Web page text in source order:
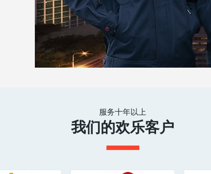
服务十年以上
我们的欢乐客户